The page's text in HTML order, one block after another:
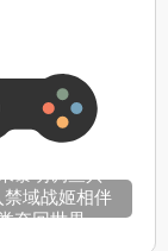
黎明调查兵
禁域战姬相伴
夺回世界